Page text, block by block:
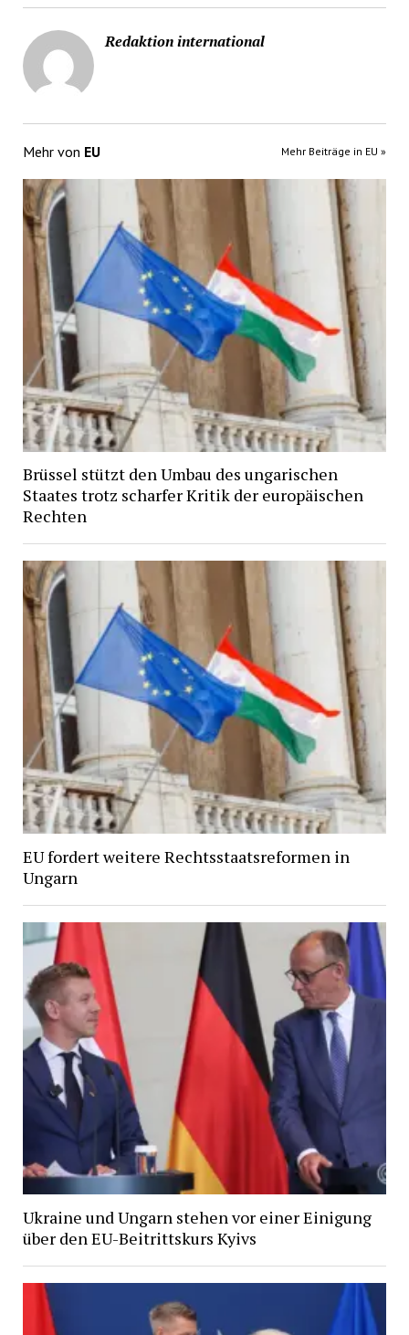
Redaktion international
Mehr von EU Mehr Beiträge in EU »
Brüssel stützt den Umbau des ungarischen
Staates trotz scharfer Kritik der europäischen
Rechten
EU fordert weitere Rechtsstaatsreformen in
Ungarn
Ukraine und Ungarn stehen vor einer Einigung
über den EU-Beitrittskurs Kyivs